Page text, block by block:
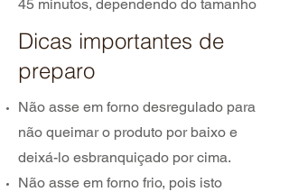
45 minutos, dependendo do tamanho
Dicas importantes de
preparo
Não asse em forno desregulado para
não queimar o produto por baixo e
deixá-lo esbranquiçado por cima.
Não asse em forno frio, pois isto